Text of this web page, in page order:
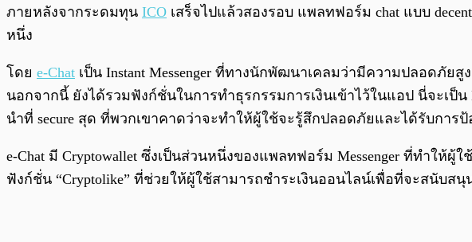
พร้อมเล่น
ภายหลังจากระดมทุน ICO เสร็จไปแล้วสองรอบ แพลทฟอร์ม chat แบบ
หนึ่ง
โดย e-Chat เป็น Instant Messenger ที่ทางนักพัฒนาเคลมว่ามีความปลอดภัย
นอกจากนี้ ยังได้รวมฟังก์ชั่นในการทำธุรกรรมการเงินเข้าไว้ในแอป นี่จะเป็
นำที่ secure สุด ที่พวกเขาคาดว่าจะทำให้ผู้ใช้จะรู้สึกปลอดภัยและได้รับการ
e-Chat มี Cryptowallet ซึ่งเป็นส่วนหนึ่งของแพลทฟอร์ม Messenger ที่ทำให้
ฟังก์ชั่น “Cryptolike” ที่ช่วยให้ผู้ใช้สามารถชำระเงินออนไลน์เพื่อที่จะสนับส